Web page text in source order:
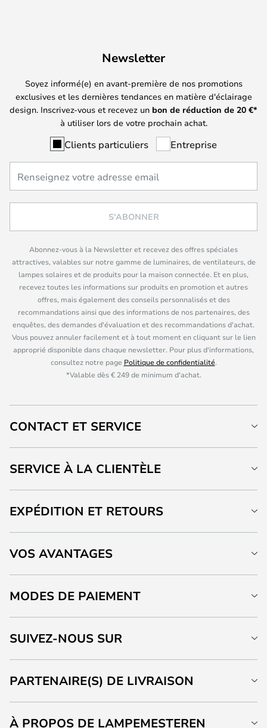
Newsletter
Soyez informé(e) en avant-première de nos promotions
exclusives et les dernières tendances en matière d'éclairage
design. Inscrivez-vous et recevez un bon de réduction de 20 €*
à utiliser lors de votre prochain achat.
Clients particuliers Entreprise
S'ABONNER
Abonnez-vous à la Newsletter et recevez des offres spéciales
attractives, valables sur notre gamme de luminaires, de ventilateurs, de
lampes solaires et de produits pour la maison connectée. Et en plus,
recevez toutes les informations sur produits en promotion et autres
offres, mais également des conseils personnalisés et des
recommandations ainsi que des informations de nos partenaires, des
enquêtes, des demandes d'évaluation et des recommandations d'achat.
Vous pouvez annuler facilement et à tout moment en cliquant sur le lien
approprié disponible dans chaque newsletter. Pour plus d'informations,
consultez notre page Politique de confidentialité.
*Valable dès € 249 de minimum d'achat.
CONTACT ET SERVICE
SERVICE À LA CLIENTÈLE
EXPÉDITION ET RETOURS
VOS AVANTAGES
MODES DE PAIEMENT
SUIVEZ-NOUS SUR
PARTENAIRE(S) DE LIVRAISON
À PROPOS DE LAMPEMESTEREN